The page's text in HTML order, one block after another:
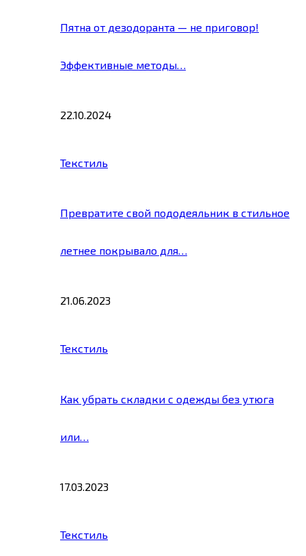
Пятна от дезодоранта — не приговор!
Эффективные методы…
22.10.2024
Текстиль
Превратите свой пододеяльник в стильное
летнее покрывало для…
21.06.2023
Текстиль
Как убрать складки с одежды без утюга
или…
17.03.2023
Текстиль